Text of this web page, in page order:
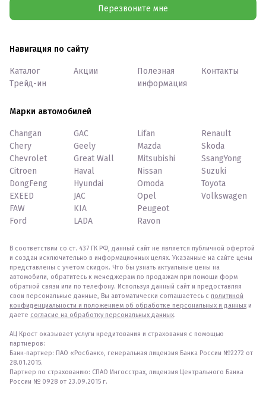
Перезвоните мне
Навигация по сайту
Каталог
Трейд-ин
Акции
Полезная
информация
Контакты
Марки автомобилей
Changan
Chery
Chevrolet
Citroen
DongFeng
EXEED
FAW
Ford
GAC
Geely
Great Wall
Haval
Hyundai
JAC
KIA
LADA
Lifan
Mazda
Mitsubishi
Nissan
Omoda
Opel
Peugeot
Ravon
Renault
Skoda
SsangYong
Suzuki
Toyota
Volkswagen
В соответствии со ст. 437 ГК РФ, данный сайт не является публичной офертой
и создан исключительно в информационных целях. Указанные на сайте цены
представлены с учетом скидок. Что бы узнать актуальные цены на
автомобили, обратитесь к менеджерам по продажам при помощи форм
обратной связи или по телефону. Используя данный сайт и предоставляя
свои персональные данные, Вы автоматически соглашаетесь с политикой
конфиденциальности и положением об обработке персональных и данных и
даете согласие на обработку персональных данных.
АЦ Крост оказывает услуги кредитования и страхования с помощью
партнеров:
Банк-партнер: ПАО «Росбанк», генеральная лицензия Банка России №2272 от
28.01.2015.
Партнер по страхованию: СПАО Ингосстрах, лицензия Центрального Банка
России № 0928 от 23.09.2015 г.